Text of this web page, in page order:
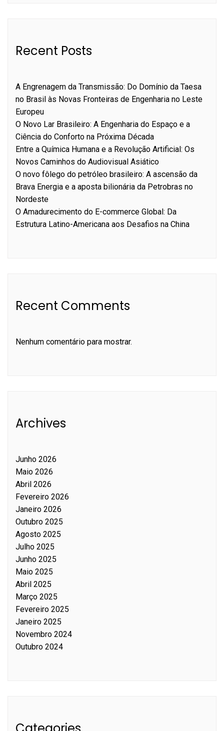
Recent Posts
A Engrenagem da Transmissão: Do Domínio da Taesa
no Brasil às Novas Fronteiras de Engenharia no Leste
Europeu
O Novo Lar Brasileiro: A Engenharia do Espaço e a
Ciência do Conforto na Próxima Década
Entre a Química Humana e a Revolução Artificial: Os
Novos Caminhos do Audiovisual Asiático
O novo fôlego do petróleo brasileiro: A ascensão da
Brava Energia e a aposta bilionária da Petrobras no
Nordeste
O Amadurecimento do E-commerce Global: Da
Estrutura Latino-Americana aos Desafios na China
Recent Comments
Nenhum comentário para mostrar.
Archives
Junho 2026
Maio 2026
Abril 2026
Fevereiro 2026
Janeiro 2026
Outubro 2025
Agosto 2025
Julho 2025
Junho 2025
Maio 2025
Abril 2025
Março 2025
Fevereiro 2025
Janeiro 2025
Novembro 2024
Outubro 2024